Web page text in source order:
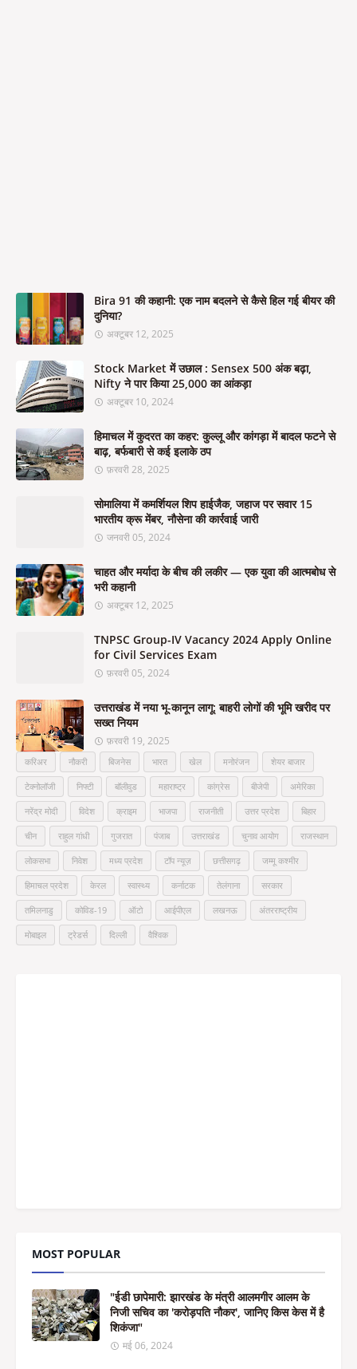
Bira 91 की कहानी: एक नाम बदलने से कैसे हिल गई बीयर की
दुनिया?
अक्टूबर 12, 2025
Stock Market में उछाल : Sensex 500 अंक बढ़ा,
Nifty ने पार किया 25,000 का आंकड़ा
अक्टूबर 10, 2024
हिमाचल में कुदरत का कहर: कुल्लू और कांगड़ा में बादल फटने से
बाढ़, बर्फबारी से कई इलाके ठप
फ़रवरी 28, 2025
सोमालिया में कमर्शियल शिप हाईजैक, जहाज पर सवार 15
भारतीय क्रू मेंबर, नौसेना की कार्रवाई जारी
जनवरी 05, 2024
चाहत और मर्यादा के बीच की लकीर — एक युवा की आत्मबोध से
भरी कहानी
अक्टूबर 12, 2025
TNPSC Group-IV Vacancy 2024 Apply Online
for Civil Services Exam
फ़रवरी 05, 2024
उत्तराखंड में नया भू-कानून लागू: बाहरी लोगों की भूमि खरीद पर
सख्त नियम
फ़रवरी 19, 2025
करिअर नौकरी बिजनेस भारत खेल मनोरंजन शेयर बाजार
टेक्नोलॉजी निफ्टी बॉलीवुड महाराष्ट्र कांग्रेस बीजेपी अमेरिका
नरेंद्र मोदी विदेश क्राइम भाजपा राजनीती उत्तर प्रदेश बिहार
चीन राहुल गांधी गुजरात पंजाब उत्तराखंड चुनाव आयोग राजस्थान
लोकसभा निवेश मध्य प्रदेश टॉप न्यूज़ छत्तीसगढ़ जम्मू कश्मीर
हिमाचल प्रदेश केरल स्वास्थ्य कर्नाटक तेलंगाना सरकार
तमिलनाडु कोविड-19 ऑटो आईपीएल लखनऊ अंतरराष्ट्रीय
मोबाइल ट्रेडर्स दिल्ली वैश्विक
MOST POPULAR
"ईडी छापेमारी: झारखंड के मंत्री आलमगीर आलम के
निजी सचिव का 'करोड़पति नौकर', जानिए किस केस में है
शिकंजा"
मई 06, 2024